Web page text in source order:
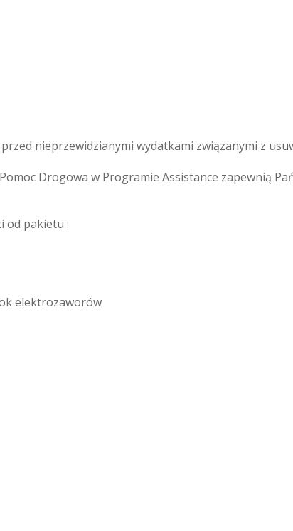
nieprzewidzianymi wydatkami związanymi z
Drogowa w Programie Assistance zapewnią
od pakietu :
elektrozaworów